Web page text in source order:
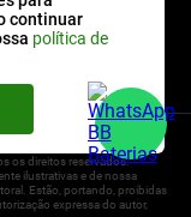
continuar
política de
EM ENERGIA E
os direitos reservados.
ilustrativas e de nossa
Estão, portando, proibidas
expressa do autor,